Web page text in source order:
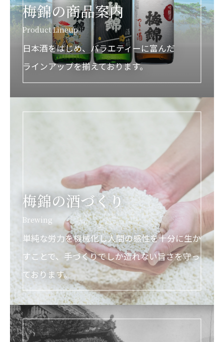
梅錦の商品案内
Product Lineup
日本酒をはじめ、バラエティーに富んだ
ラインアップを揃えております。
梅錦の酒づくり
Brewing
単純な労力を機械化し人間の感性を十分に生か
すことで、 手づくりでしか造れない旨さを守っ
ております。